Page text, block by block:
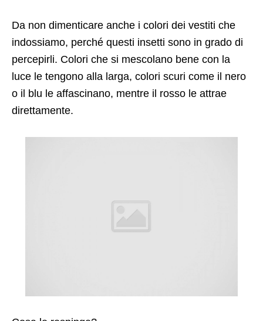
Da non dimenticare anche i colori dei vestiti che
indossiamo, perché questi insetti sono in grado di
percepirli. Colori che si mescolano bene con la
luce le tengono alla larga, colori scuri come il nero
o il blu le affascinano, mentre il rosso le attrae
direttamente.